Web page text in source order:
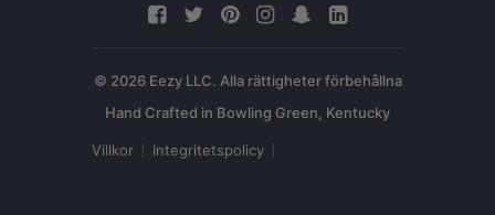
© 2026 Eezy LLC. Alla rättigheter förbehållna
Villkor Integritetspolicy